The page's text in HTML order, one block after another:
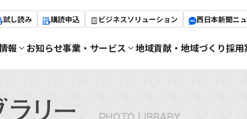
試し読み 購読申込 ビジネスソリューション 西日本新聞ニ
報 お知らせ事業・サービス 地域貢献・地域づくり採用